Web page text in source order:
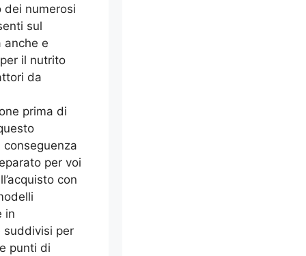
dei numerosi
sul
anche e
il nutrito
da
prima di
per voi
con
in
suddivisi per
punti di